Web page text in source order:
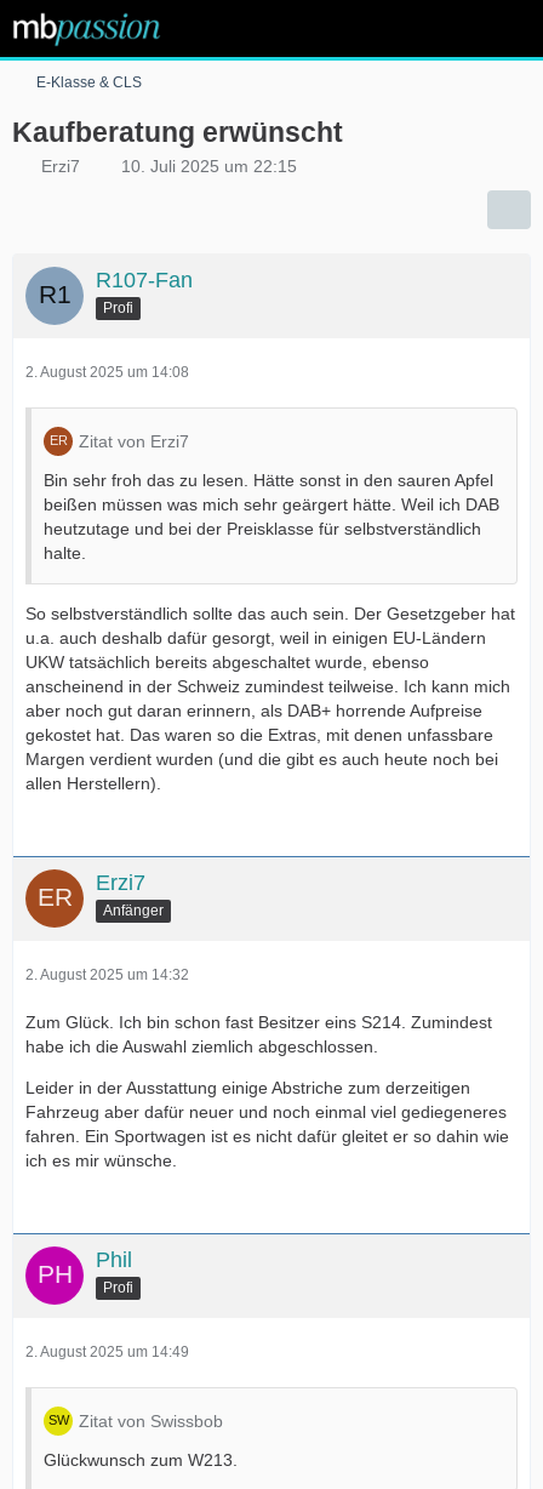
E-Klasse & CLS
Kaufberatung erwünscht
Erzi7 10. Juli 2025 um 22:15
R107-Fan
Profi
2. August 2025 um 14:08
Zitat von Erzi7
Bin sehr froh das zu lesen. Hätte sonst in den sauren Apfel
beißen müssen was mich sehr geärgert hätte. Weil ich DAB
heutzutage und bei der Preisklasse für selbstverständlich
halte.
So selbstverständlich sollte das auch sein. Der Gesetzgeber hat
u.a. auch deshalb dafür gesorgt, weil in einigen EU-Ländern
UKW tatsächlich bereits abgeschaltet wurde, ebenso
anscheinend in der Schweiz zumindest teilweise. Ich kann mich
aber noch gut daran erinnern, als DAB+ horrende Aufpreise
gekostet hat. Das waren so die Extras, mit denen unfassbare
Margen verdient wurden (und die gibt es auch heute noch bei
allen Herstellern).
Erzi7
Anfänger
2. August 2025 um 14:32
Zum Glück. Ich bin schon fast Besitzer eins S214. Zumindest
habe ich die Auswahl ziemlich abgeschlossen.
Leider in der Ausstattung einige Abstriche zum derzeitigen
Fahrzeug aber dafür neuer und noch einmal viel gediegeneres
fahren. Ein Sportwagen ist es nicht dafür gleitet er so dahin wie
ich es mir wünsche.
Phil
Profi
2. August 2025 um 14:49
Zitat von Swissbob
Glückwunsch zum W213.